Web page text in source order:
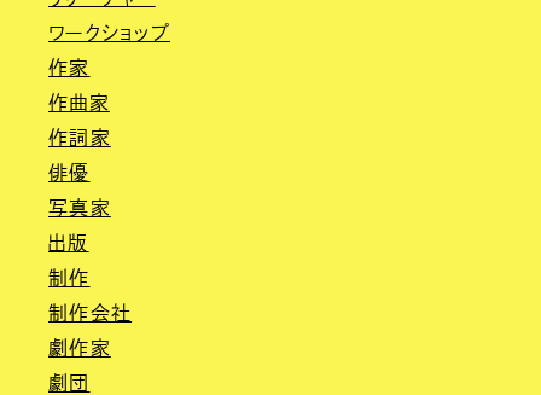
ワークショップ
作家
作曲家
作詞家
俳優
写真家
出版
制作
制作会社
劇作家
劇団